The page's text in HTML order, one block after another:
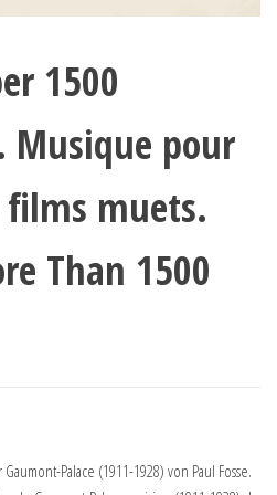
1500
pour
films muets.
Than 1500
Palace (1911-1928) von Paul Fosse.